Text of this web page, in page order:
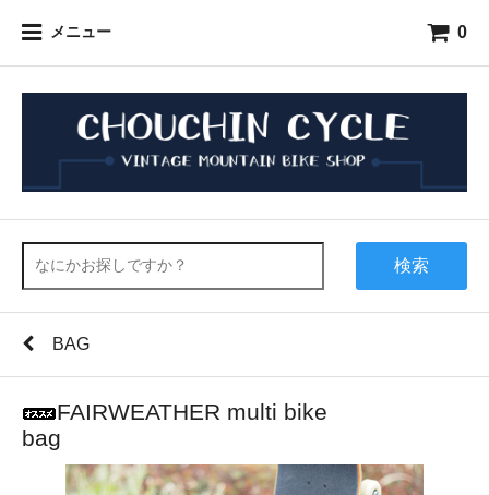
メニュー 0
検索
BAG
FAIRWEATHER multi bike